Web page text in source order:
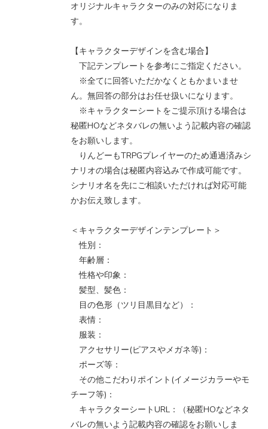
オリジナルキャラクターのみの対応になりま
す。
【キャラクターデザインを含む場合】
下記テンプレートを参考にご指定ください。
※全てに回答いただかなくともかまいませ
ん。無回答の部分はお任せ扱いになります。
※キャラクターシートをご提示頂ける場合は
秘匿HOなどネタバレの無いよう記載内容の確認
をお願いします。
りんどーもTRPGプレイヤーのため通過済みシ
ナリオの場合は秘匿内容込みで作成可能です。
シナリオ名を先にご相談いただければ対応可能
かお伝え致します。
＜キャラクターデザインテンプレート＞
性別：
年齢層：
性格や印象：
髪型、髪色：
目の色形（ツリ目黒目など）：
表情：
服装：
アクセサリー(ピアスやメガネ等)：
ポーズ等：
その他こだわりポイント(イメージカラーやモ
チーフ等)：
キャラクターシートURL：（秘匿HOなどネタ
バレの無いよう記載内容の確認をお願いしま